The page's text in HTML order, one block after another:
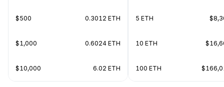
$500 0.3012 ETH
$1,000 0.6024 ETH
$10,000 6.02 ETH
5 ETH
10 ETH
100 ETH